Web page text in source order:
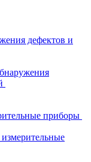
дефектов и
приборы